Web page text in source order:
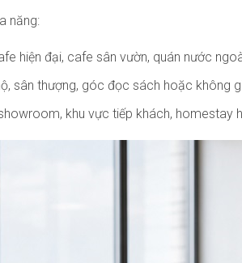
năng:
hiện đại, cafe sân vườn, quán nước
sân thượng, góc đọc sách hoặc không
khu vực tiếp khách,